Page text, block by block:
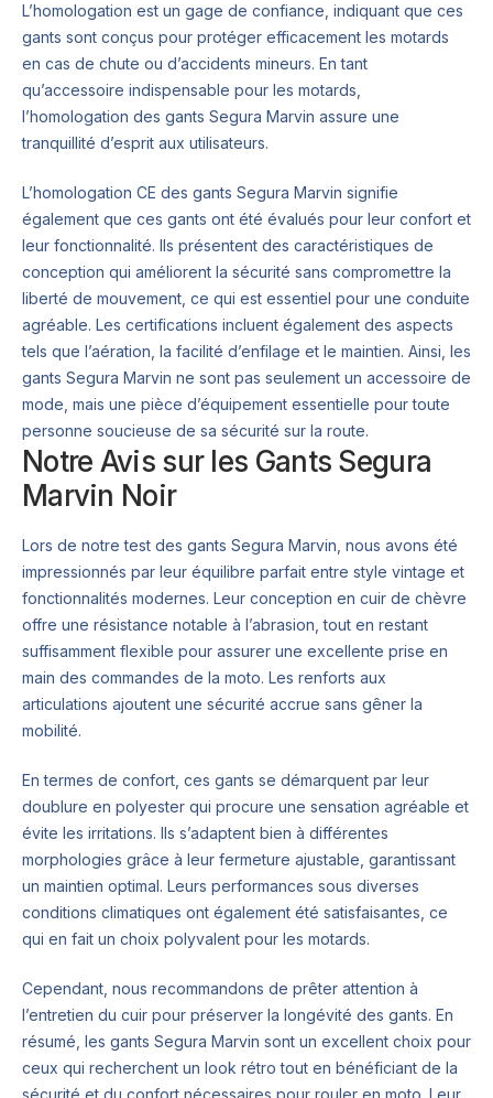
L’homologation est un gage de confiance, indiquant que ces
gants sont conçus pour protéger efficacement les motards
en cas de chute ou d’accidents mineurs. En tant
qu’accessoire indispensable pour les motards,
l’homologation des gants Segura Marvin assure une
tranquillité d’esprit aux utilisateurs.
L’homologation CE des gants Segura Marvin signifie
également que ces gants ont été évalués pour leur confort et
leur fonctionnalité. Ils présentent des caractéristiques de
conception qui améliorent la sécurité sans compromettre la
liberté de mouvement, ce qui est essentiel pour une conduite
agréable. Les certifications incluent également des aspects
tels que l’aération, la facilité d’enfilage et le maintien. Ainsi, les
gants Segura Marvin ne sont pas seulement un accessoire de
mode, mais une pièce d’équipement essentielle pour toute
personne soucieuse de sa sécurité sur la route.
Notre Avis sur les Gants Segura
Marvin Noir
Lors de notre test des gants Segura Marvin, nous avons été
impressionnés par leur équilibre parfait entre style vintage et
fonctionnalités modernes. Leur conception en cuir de chèvre
offre une résistance notable à l’abrasion, tout en restant
suffisamment flexible pour assurer une excellente prise en
main des commandes de la moto. Les renforts aux
articulations ajoutent une sécurité accrue sans gêner la
mobilité.
En termes de confort, ces gants se démarquent par leur
doublure en polyester qui procure une sensation agréable et
évite les irritations. Ils s’adaptent bien à différentes
morphologies grâce à leur fermeture ajustable, garantissant
un maintien optimal. Leurs performances sous diverses
conditions climatiques ont également été satisfaisantes, ce
qui en fait un choix polyvalent pour les motards.
Cependant, nous recommandons de prêter attention à
l’entretien du cuir pour préserver la longévité des gants. En
résumé, les gants Segura Marvin sont un excellent choix pour
ceux qui recherchent un look rétro tout en bénéficiant de la